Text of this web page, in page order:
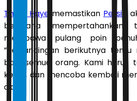
Thom Haye memastikan Persib
berusaha
membawa pulang poin
”Pertandingan berikutnya
bagi semua orang. Kami harus
keras, dan mencoba kembali
dia.